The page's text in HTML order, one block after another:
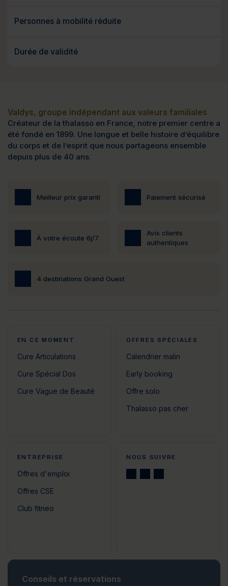
Personnes à mobilité réduite
Durée de validité
Valdys, groupe indépendant aux valeurs familiales
Créateur de la thalasso en France, notre premier centre a
été fondé en 1899. Une longue et belle histoire d’équilibre
du corps et de l’esprit que nous partageons ensemble
depuis plus de 40 ans.
Meilleur prix garanti Paiement sécurisé
À votre écoute 6j/7
Avis clients
authentiques
4 destinations Grand Ouest
EN CE MOMENT
Cure Articulations
Cure Spécial Dos
Cure Vague de Beauté
OFFRES SPÉCIALES
Calendrier malin
Early booking
Offre solo
Thalasso pas cher
ENTREPRISE
Offres d'emploi
Offres CSE
Club fitneo
NOUS SUIVRE
Conseils et réservations